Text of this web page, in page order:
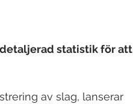
statistik för att
av slag, lanserar